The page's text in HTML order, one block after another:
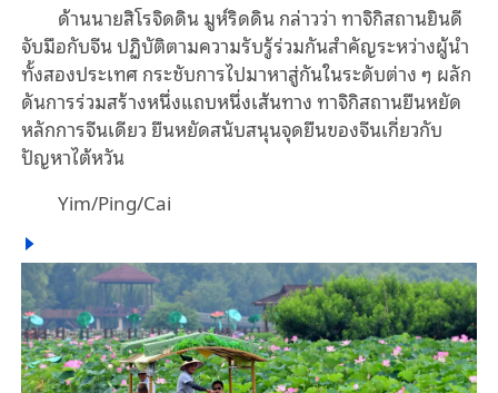
ด้านนายสิโรจิดดิน มูห์ริดดิน กล่าวว่า ทาจิกิสถานยินดี
จับมือกับจีน ปฏิบัติตามความรับรู้ร่วมกันสำคัญระหว่างผู้นำ
ทั้งสองประเทศ กระชับการไปมาหาสู่กันในระดับต่าง ๆ ผลัก
ดันการร่วมสร้างหนึ่งแถบหนึ่งเส้นทาง ทาจิกิสถานยืนหยัด
หลักการจีนเดียว ยืนหยัดสนับสนุนจุดยืนของจีนเกี่ยวกับ
ปัญหาไต้หวัน
Yim/Ping/Cai